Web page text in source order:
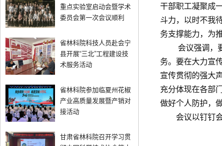
干部职工凝聚成
斗力，以时不我
务支撑能力，为
会议强调，要
务。要在大力宣
宣传贯彻的强大
充分体现在各部
做好个人防护，
会议以钉钉会
重点实验室启动会暨学术
委员会第一次会议顺利
省林科院科技人员赴会宁
县开展“三北”工程建设技
术服务活动
省林科院参加临夏州花椒
产业高质量发展暨产销对
接活动
甘肃省林科院召开学习贯